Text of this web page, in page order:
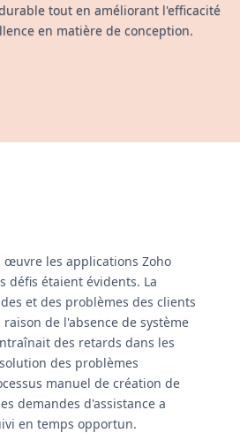
tout en améliorant l'efficacité
en matière de conception.
œuvre les applications Zoho
défis étaient évidents. La
et des problèmes des clients
de l'absence de système
des retards dans les
des problèmes
manuel de création de
demandes d'assistance a
en temps opportun.